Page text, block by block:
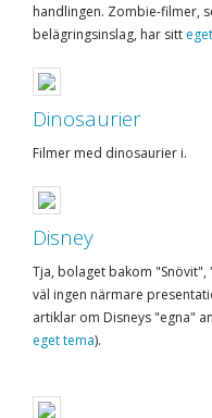
handlingen. Zombie-filmer,
belägringsinslag, har sitt
Dinosaurier
Filmer med dinosaurier i.
Disney
Tja, bolaget bakom
väl ingen närmare
artiklar om Disneys "egna"
eget tema).